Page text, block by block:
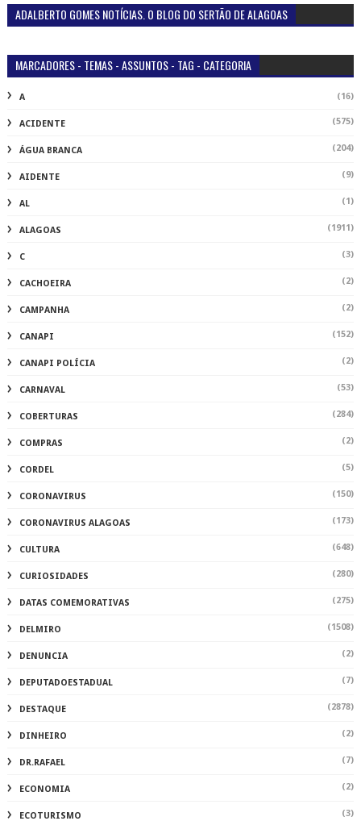
ADALBERTO GOMES NOTÍCIAS. O BLOG DO SERTÃO DE ALAGOAS
MARCADORES - TEMAS - ASSUNTOS - TAG - CATEGORIA
A (16)
ACIDENTE (575)
ÁGUA BRANCA (204)
AIDENTE (9)
AL (1)
ALAGOAS (1911)
C (3)
CACHOEIRA (2)
CAMPANHA (2)
CANAPI (152)
CANAPI POLÍCIA (2)
CARNAVAL (53)
COBERTURAS (284)
COMPRAS (2)
CORDEL (5)
CORONAVIRUS (150)
CORONAVIRUS ALAGOAS (173)
CULTURA (648)
CURIOSIDADES (280)
DATAS COMEMORATIVAS (275)
DELMIRO (1508)
DENUNCIA (2)
DEPUTADOESTADUAL (7)
DESTAQUE (2878)
DINHEIRO (2)
DR.RAFAEL (7)
ECONOMIA (2)
ECOTURISMO (3)